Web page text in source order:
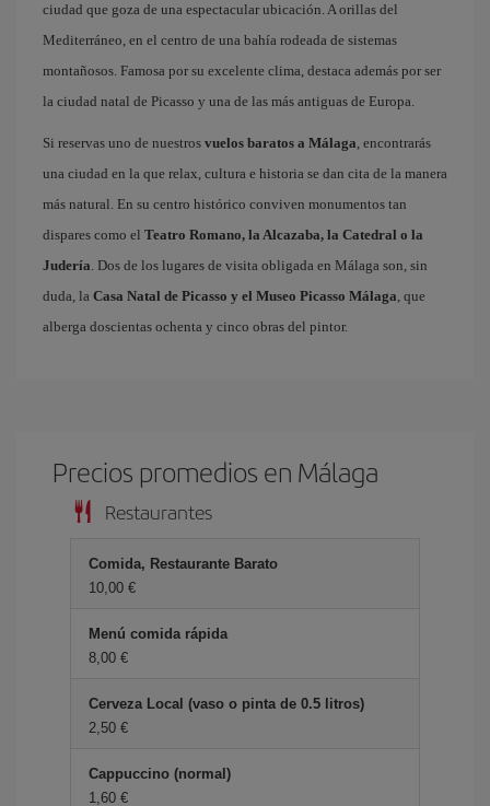
ciudad que goza de una espectacular ubicación. A orillas del
Mediterráneo, en el centro de una bahía rodeada de sistemas
montañosos. Famosa por su excelente clima, destaca además por ser
la ciudad natal de Picasso y una de las más antiguas de Europa.
Si reservas uno de nuestros vuelos baratos a Málaga, encontrarás
una ciudad en la que relax, cultura e historia se dan cita de la manera
más natural. En su centro histórico conviven monumentos tan
dispares como el Teatro Romano, la Alcazaba, la Catedral o la
Judería. Dos de los lugares de visita obligada en Málaga son, sin
duda, la Casa Natal de Picasso y el Museo Picasso Málaga, que
alberga doscientas ochenta y cinco obras del pintor.
Precios promedios en Málaga
Restaurantes
Comida, Restaurante Barato
10,00
Menú comida rápida
8,00
Cerveza Local (vaso o pinta de 0.5 litros)
2,50
Cappuccino (normal)
1,60